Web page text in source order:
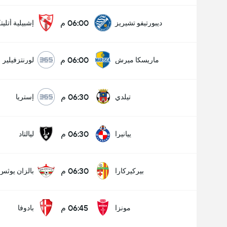
ديبورتيفو تشيريز 06:00 م إشبيلية
ماريسكا ميرش 06:00 م لورنتزفيلير
تيلدي 06:30 م إستريا
ييانيرا 06:30 م ليالتاد
بيركيركارا 06:30 م بالزان
مونزا 06:45 م بادوفا